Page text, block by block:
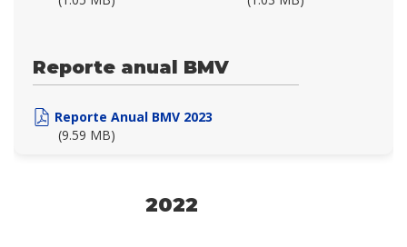
Reporte anual BMV
Reporte Anual BMV 2023
(9.59 MB)
2022